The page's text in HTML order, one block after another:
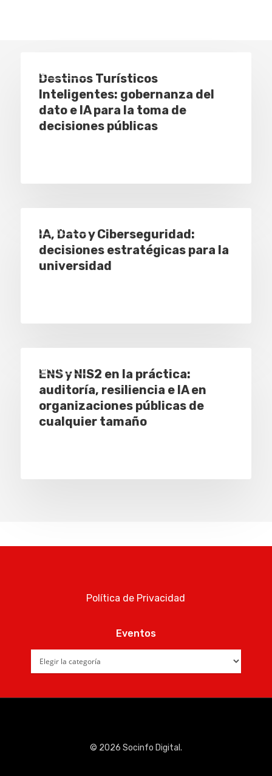
Eventos
Destinos Turísticos
Inteligentes: gobernanza del
dato e IA para la toma de
decisiones públicas
Eventos
IA, Dato y Ciberseguridad:
decisiones estratégicas para la
universidad
Eventos
ENS y NIS2 en la práctica:
auditoría, resiliencia e IA en
organizaciones públicas de
cualquier tamaño
Política de Privacidad
Eventos
© 2026 Socinfo Digital.